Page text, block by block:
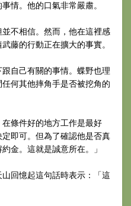
情。他的口氣非常嚴肅。
不相信。然而，他在這裡感
藤的行動正在擴大的事實。
自己有關的事情。蝶野也理
何其他摔角手是否被挖角的
條件好的地方工作是最好
即可。但為了確認他是否真
金。這就是誠意所在。」
回憶起這句話時表示：「這